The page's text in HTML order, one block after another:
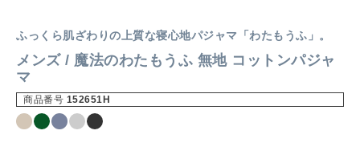
ふっくら肌ざわりの上質な寝心地パジャマ「わたもうふ」。
メンズ / 魔法のわたもうふ 無地 コットンパジャ
マ
商品番号 152651H